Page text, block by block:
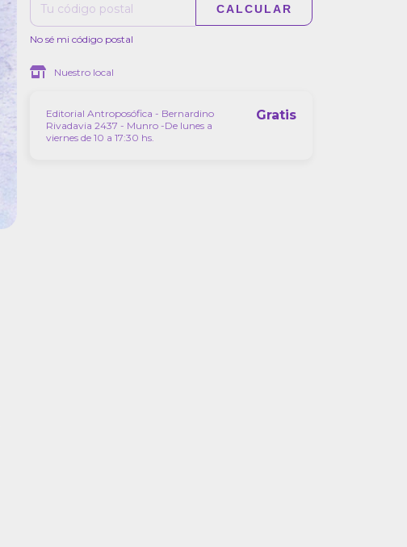
CALCULAR
No sé mi código postal
Nuestro local
Editorial Antroposófica - Bernardino
Rivadavia 2437 - Munro -De lunes a
viernes de 10 a 17:30 hs.
Gratis